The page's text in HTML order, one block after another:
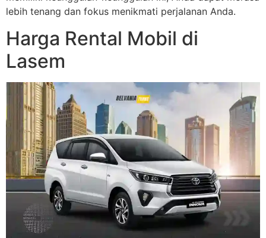
lebih tenang dan fokus menikmati perjalanan Anda.
Harga Rental Mobil di
Lasem